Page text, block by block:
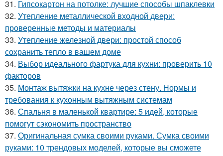
31. Гипсокартон на потолке: лучшие способы шпаклевки
32. Утепление металлической входной двери:
проверенные методы и материалы
33. Утепление железной двери: простой способ
сохранить тепло в вашем доме
34. Выбор идеального фартука для кухни: проверить 10
факторов
35. Монтаж вытяжки на кухне через стену. Нормы и
требования к кухонным вытяжным системам
36. Спальня в маленькой квартире: 5 идей, которые
помогут сэкономить пространство
37. Оригинальная сумка своими руками. Сумка своими
руками: 10 трендовых моделей, которые вы сможете